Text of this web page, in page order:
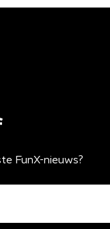
FunX-nieuws?